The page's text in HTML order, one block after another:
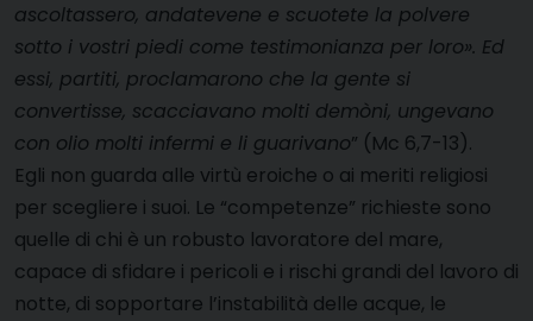
ascoltassero, andatevene e scuotete la polvere
sotto i vostri piedi come testimonianza per loro». Ed
essi, partiti, proclamarono che la gente si
convertisse, scacciavano molti demòni, ungevano
con olio molti infermi e li guarivano” (Mc 6,7-13).
Egli non guarda alle virtù eroiche o ai meriti religiosi
per scegliere i suoi. Le “competenze” richieste sono
quelle di chi è un robusto lavoratore del mare,
capace di sfidare i pericoli e i rischi grandi del lavoro di
notte, di sopportare l’instabilità delle acque, le